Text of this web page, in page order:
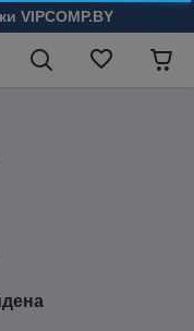
VIPCOMP.BY